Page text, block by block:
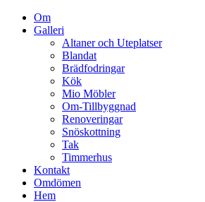
Om
Galleri
Altaner och Uteplatser
Blandat
Brädfodringar
Kök
Mio Möbler
Om-Tillbyggnad
Renoveringar
Snöskottning
Tak
Timmerhus
Kontakt
Omdömen
Hem